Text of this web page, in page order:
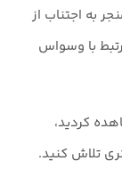
به اجتناب از
با وسواس
کردید،
تلاش کنید.